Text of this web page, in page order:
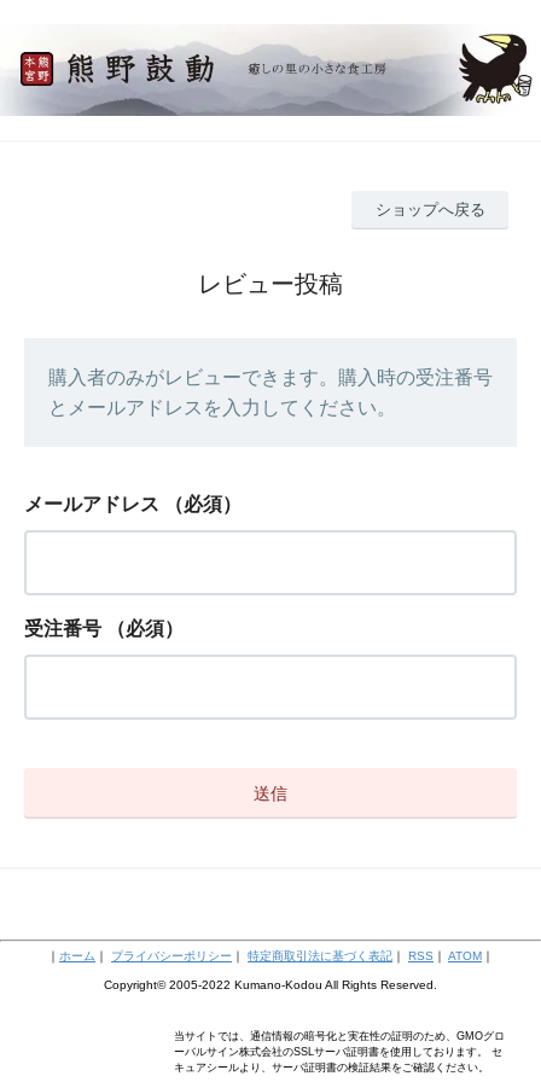
ショップへ戻る
レビュー投稿
購入者のみがレビューできます。購入時の受注番号
とメールアドレスを入力してください。
メールアドレス （必須）
受注番号 （必須）
｜ ホーム ｜ プライバシーポリシー ｜ 特定商取引法に基づく表記 ｜ RSS ｜ ATOM ｜
Copyright© 2005-2022 Kumano-Kodou All Rights Reserved.
当サイトでは、通信情報の暗号化と実在性の証明のため、GMOグロ
ーバルサイン株式会社のSSLサーバ証明書を使用しております。 セ
キュアシールより、サーバ証明書の検証結果をご確認ください。